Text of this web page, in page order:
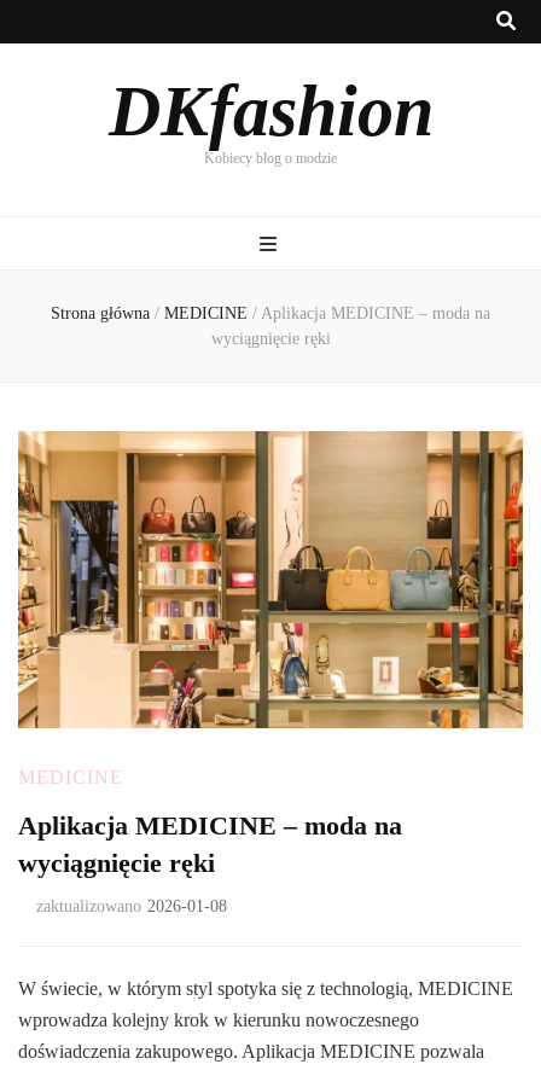
DKfashion
Kobiecy blog o modzie
Strona główna / MEDICINE / Aplikacja MEDICINE – moda na
wyciągnięcie ręki
MEDICINE
Aplikacja MEDICINE – moda na
wyciągnięcie ręki
zaktualizowano 2026-01-08
W świecie, w którym styl spotyka się z technologią, MEDICINE
wprowadza kolejny krok w kierunku nowoczesnego
doświadczenia zakupowego. Aplikacja MEDICINE pozwala